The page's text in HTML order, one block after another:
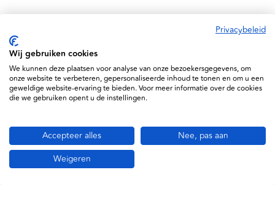
Specificaties
7395502093548
9921431
Privacybeleid
Wij gebruiken cookies
We kunnen deze plaatsen voor analyse van onze bezoekersgegevens, om
onze website te verbeteren, gepersonaliseerde inhoud te tonen en om u een
geweldige website-ervaring te bieden. Voor meer informatie over de cookies
die we gebruiken opent u de instellingen.
Accepteer alles
Nee, pas aan
Weigeren